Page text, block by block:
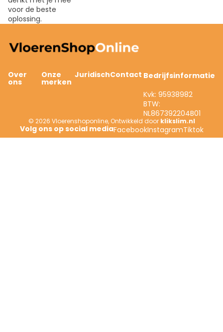
voor de beste
oplossing.
Over
ons
Onze
merken
JuridischContact Bedrijfsinformatie
Kvk: 95938982
BTW:
NL867392204B01
© 2026 Vloerenshoponline, Ontwikkeld door klikslim.nl
FacebookInstagramTiktok